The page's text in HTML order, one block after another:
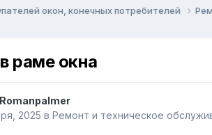
окон, конечных потребителей
раме окна
Romanpalmer
2025 в Ремонт и техническое